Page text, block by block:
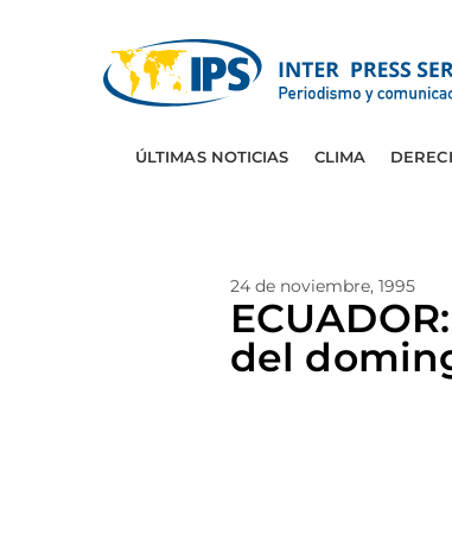
ÚLTIMAS NOTICIAS CLIMA
24 de noviembre, 1995
del